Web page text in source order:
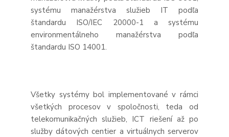
systému manažérstva služieb IT podľa
štandardu ISO/IEC 20000-1 a systému
environmentálneho manažérstva podľa
štandardu ISO 14001.
Všetky systémy bol implementované v rámci
všetkých procesov v spoločnosti, teda od
telekomunikačných služieb, ICT riešení až po
služby dátových centier a virtuálnych serverov